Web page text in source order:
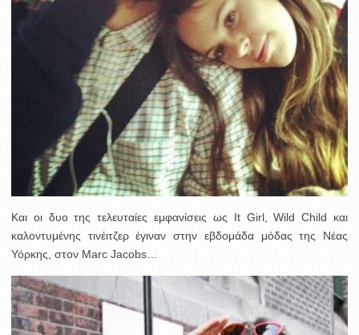
Kαι οι δυο της τελευταίες εμφανίσεις ως It Girl, Wild Child και
καλοντυμένης τινέιτζερ έγιναν στην εβδομάδα μόδας της Νέας
Υόρκης, στον Marc Jacobs…